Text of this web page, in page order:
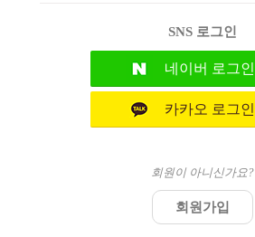
SNS 로그인
네이버 로그인
카카오 로그인
회원이 아니신가요?
회원가입